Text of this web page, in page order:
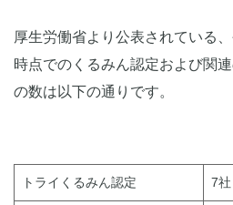
厚生労働省より公表されている
時点でのくるみん認定および関
の数は以下の通りです。
トライくるみん認定 7社